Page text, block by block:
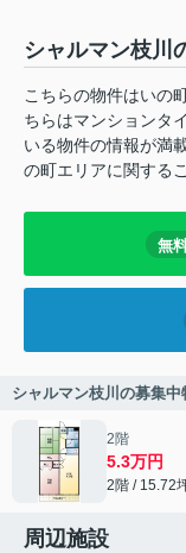
シャルマン枝川
こちらの物件はいの
ちらはマンションタ
いる物件の情報が満
の町エリアに関する
無
シャルマン枝川の募集中
2階
5.3万円
2階 / 15.72
周辺施設